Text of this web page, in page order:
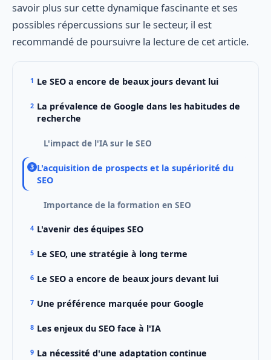
savoir plus sur cette dynamique fascinante et ses
possibles répercussions sur le secteur, il est
recommandé de poursuivre la lecture de cet article.
Le SEO a encore de beaux jours devant lui
La prévalence de Google dans les habitudes de
recherche
L'impact de l'IA sur le SEO
L'acquisition de prospects et la supériorité du
SEO
Importance de la formation en SEO
L'avenir des équipes SEO
Le SEO, une stratégie à long terme
Le SEO a encore de beaux jours devant lui
Une préférence marquée pour Google
Les enjeux du SEO face à l'IA
La nécessité d'une adaptation continue